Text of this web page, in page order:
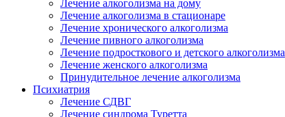
Лечение алкоголизма на дому
Лечение алкоголизма в стационаре
Лечение хронического алкоголизма
Лечение пивного алкоголизма
Лечение подросткового и детского алкоголизма
Лечение женского алкоголизма
Принудительное лечение алкоголизма
Психиатрия
Лечение СДВГ
Лечение синдрома Туретта